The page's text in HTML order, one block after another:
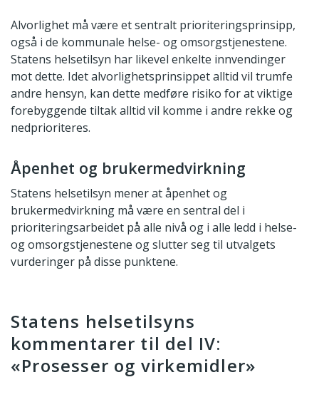
Alvorlighet må være et sentralt prioriteringsprinsipp,
også i de kommunale helse- og omsorgstjenestene.
Statens helsetilsyn har likevel enkelte innvendinger
mot dette. Idet alvorlighetsprinsippet alltid vil trumfe
andre hensyn, kan dette medføre risiko for at viktige
forebyggende tiltak alltid vil komme i andre rekke og
nedprioriteres.
Åpenhet og brukermedvirkning
Statens helsetilsyn mener at åpenhet og
brukermedvirkning må være en sentral del i
prioriteringsarbeidet på alle nivå og i alle ledd i helse-
og omsorgstjenestene og slutter seg til utvalgets
vurderinger på disse punktene.
Statens helsetilsyns
kommentarer til del IV:
«Prosesser og virkemidler»